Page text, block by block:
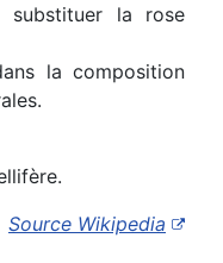
substituer la rose
la composition
Source Wikipedia